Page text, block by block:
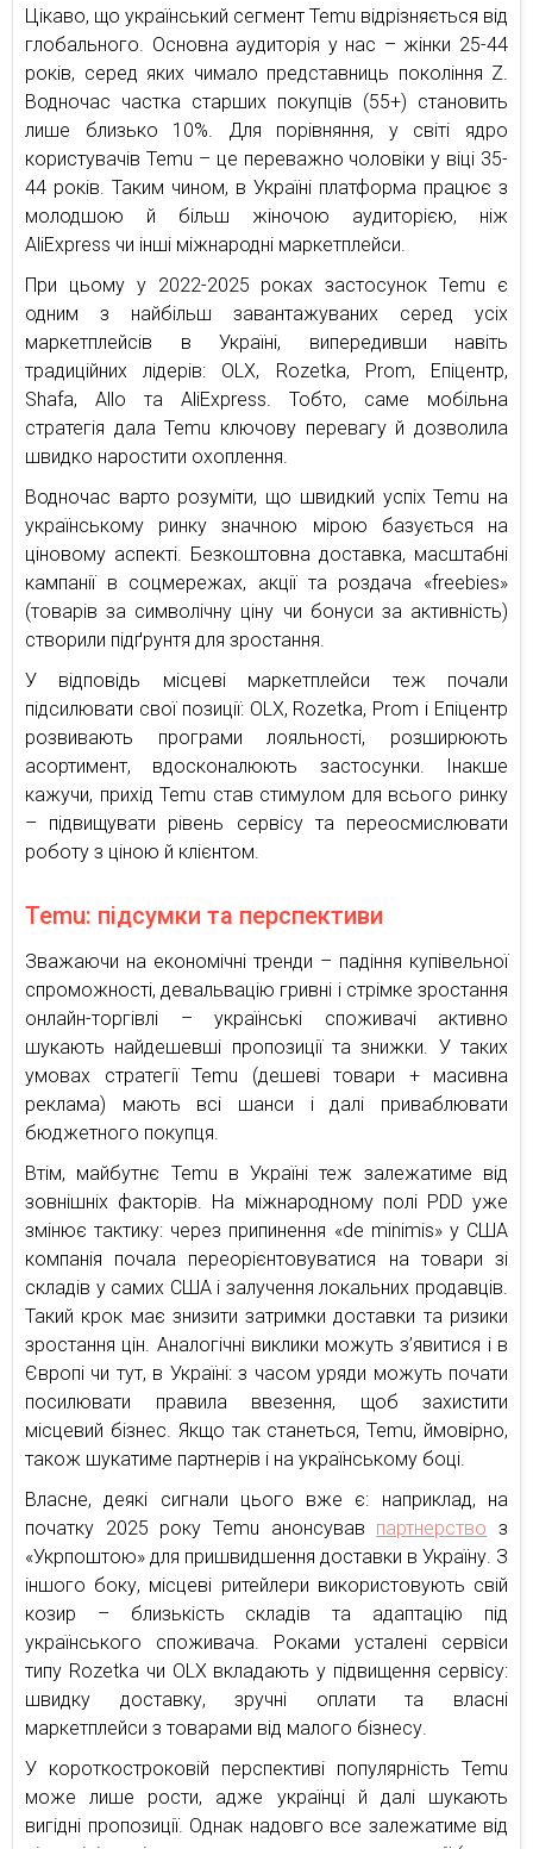
Цікаво, що український сегмент Temu відрізняється від
глобального. Основна аудиторія у нас – жінки 25-44
років, серед яких чимало представниць покоління Z.
Водночас частка старших покупців (55+) становить
лише близько 10%. Для порівняння, у світі ядро
користувачів Temu – це переважно чоловіки у віці 35-
44 років. Таким чином, в Україні платформа працює з
молодшою й більш жіночою аудиторією, ніж
AliExpress чи інші міжнародні маркетплейси.
При цьому у 2022-2025 роках застосунок Temu є
одним з найбільш завантажуваних серед усіх
маркетплейсів в Україні, випередивши навіть
традиційних лідерів: OLX, Rozetka, Prom, Епіцентр,
Shafa, Allo та AliExpress. Тобто, саме мобільна
стратегія дала Temu ключову перевагу й дозволила
швидко наростити охоплення.
Водночас варто розуміти, що швидкий успіх Temu на
українському ринку значною мірою базується на
ціновому аспекті. Безкоштовна доставка, масштабні
кампанії в соцмережах, акції та роздача «freebies»
(товарів за символічну ціну чи бонуси за активність)
створили підґрунтя для зростання.
У відповідь місцеві маркетплейси теж почали
підсилювати свої позиції: OLX, Rozetka, Prom і Епіцентр
розвивають програми лояльності, розширюють
асортимент, вдосконалюють застосунки. Інакше
кажучи, прихід Temu став стимулом для всього ринку
– підвищувати рівень сервісу та переосмислювати
роботу з ціною й клієнтом.
Temu: підсумки та перспективи
Зважаючи на економічні тренди – падіння купівельної
спроможності, девальвацію гривні і стрімке зростання
онлайн-торгівлі – українські споживачі активно
шукають найдешевші пропозиції та знижки. У таких
умовах стратегії Temu (дешеві товари + масивна
реклама) мають всі шанси і далі приваблювати
бюджетного покупця.
Втім, майбутнє Temu в Україні теж залежатиме від
зовнішніх факторів. На міжнародному полі PDD уже
змінює тактику: через припинення «de minimis» у США
компанія почала переорієнтовуватися на товари зі
складів у самих США і залучення локальних продавців.
Такий крок має знизити затримки доставки та ризики
зростання цін. Аналогічні виклики можуть з’явитися і в
Європі чи тут, в Україні: з часом уряди можуть почати
посилювати правила ввезення, щоб захистити
місцевий бізнес. Якщо так станеться, Temu, ймовірно,
також шукатиме партнерів і на українському боці.
Власне, деякі сигнали цього вже є: наприклад, на
початку 2025 року Temu анонсував партнерство з
«Укрпоштою» для пришвидшення доставки в Україну. З
іншого боку, місцеві ритейлери використовують свій
козир – близькість складів та адаптацію під
українського споживача. Роками усталені сервіси
типу Rozetka чи OLX вкладають у підвищення сервісу:
швидку доставку, зручні оплати та власні
маркетплейси з товарами від малого бізнесу.
У короткостроковій перспективі популярність Temu
може лише рости, адже українці й далі шукають
вигідні пропозиції. Однак надовго все залежатиме від